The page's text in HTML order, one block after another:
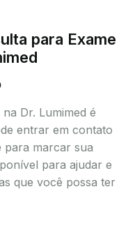
para Exame
Dr. Lumimed é
entrar em contato
marcar sua
para ajudar e
que você possa ter